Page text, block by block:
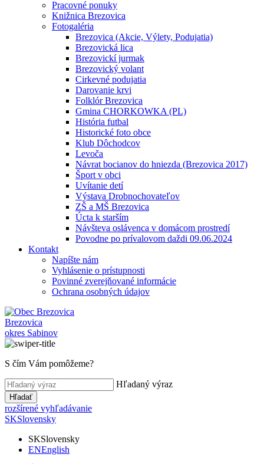
Pracovné ponuky
Knižnica Brezovica
Fotogaléria
Brezovica (Akcie, Výlety, Podujatia)
Brezovická lica
Brezovickí jurmak
Brezovický volant
Cirkevné podujatia
Darovanie krvi
Folklór Brezovica
Gmina CHORKOWKA (PL)
História futbal
Historické foto obce
Klub Dôchodcov
Levoča
Návrat bocianov do hniezda (Brezovica 2017)
Šport v obci
Uvítanie detí
Výstava Drobnochovateľov
ZŠ a MŠ Brezovica
Úcta k starším
Návšteva oslávenca v domácom prostredí
Povodne po prívalovom daždi 09.06.2024
Kontakt
Napíšte nám
Vyhlásenie o prístupnosti
Povinné zverejňované informácie
Ochrana osobných údajov
Brezovica
okres Sabinov
S čím Vám pomôžeme?
Hľadaný výraz
Hľadať
rozšírené vyhľadávanie
SKSlovensky
SKSlovensky
ENEnglish